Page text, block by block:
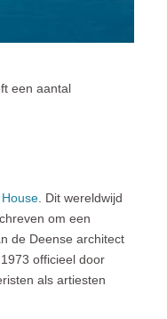
een aantal
. Dit wereldwijd
om een
de Deense architect
officieel door
als artiesten